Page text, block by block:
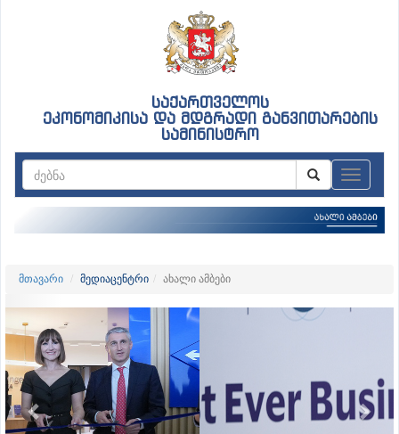
საქართველოს
ეკონომიკისა და მდგრადი განვითარების
სამინისტრო
მთავარი მედიაცენტრი ახალი ამბები
Previous